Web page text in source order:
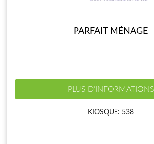
PARFAIT MÉNAGE
PLUS D’INFORMATIONS
KIOSQUE: 538